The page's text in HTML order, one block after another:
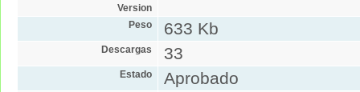
Version
Peso
633 Kb
Descargas 33
Estado Aprobado